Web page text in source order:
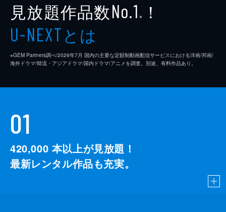
見放題作品数No.1 ※ ！
U-NEXTとは
※GEM Partners調べ/2026年7⽉ 国内の主要な定額制動画配信サービスにおける洋画/邦画/
海外ドラマ/韓流・アジアドラマ/国内ドラマ/アニメを調査。別途、有料作品あり。
01
420,000 本以上が見放題！
最新レンタル作品も充実。